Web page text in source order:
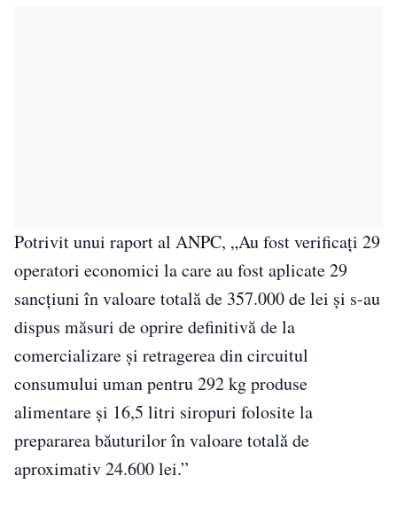
Potrivit unui raport al ANPC, „Au fost verificați 29
operatori economici la care au fost aplicate 29
sancțiuni în valoare totală de 357.000 de lei și s-au
dispus măsuri de oprire definitivă de la
comercializare și retragerea din circuitul
consumului uman pentru 292 kg produse
alimentare și 16,5 litri siropuri folosite la
prepararea băuturilor în valoare totală de
aproximativ 24.600 lei.”